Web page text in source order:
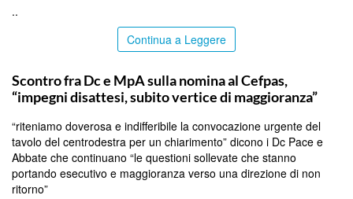
..
Continua a Leggere
Scontro fra Dc e MpA sulla nomina al Cefpas,
“impegni disattesi, subito vertice di maggioranza”
“riteniamo doverosa e indifferibile la convocazione urgente del
tavolo del centrodestra per un chiarimento” dicono i Dc Pace e
Abbate che continuano “le questioni sollevate che stanno
portando esecutivo e maggioranza verso una direzione di non
ritorno”